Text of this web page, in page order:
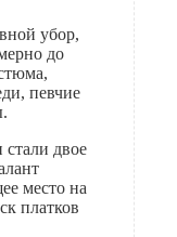
убор,
до
певчие
двое
место на
платков